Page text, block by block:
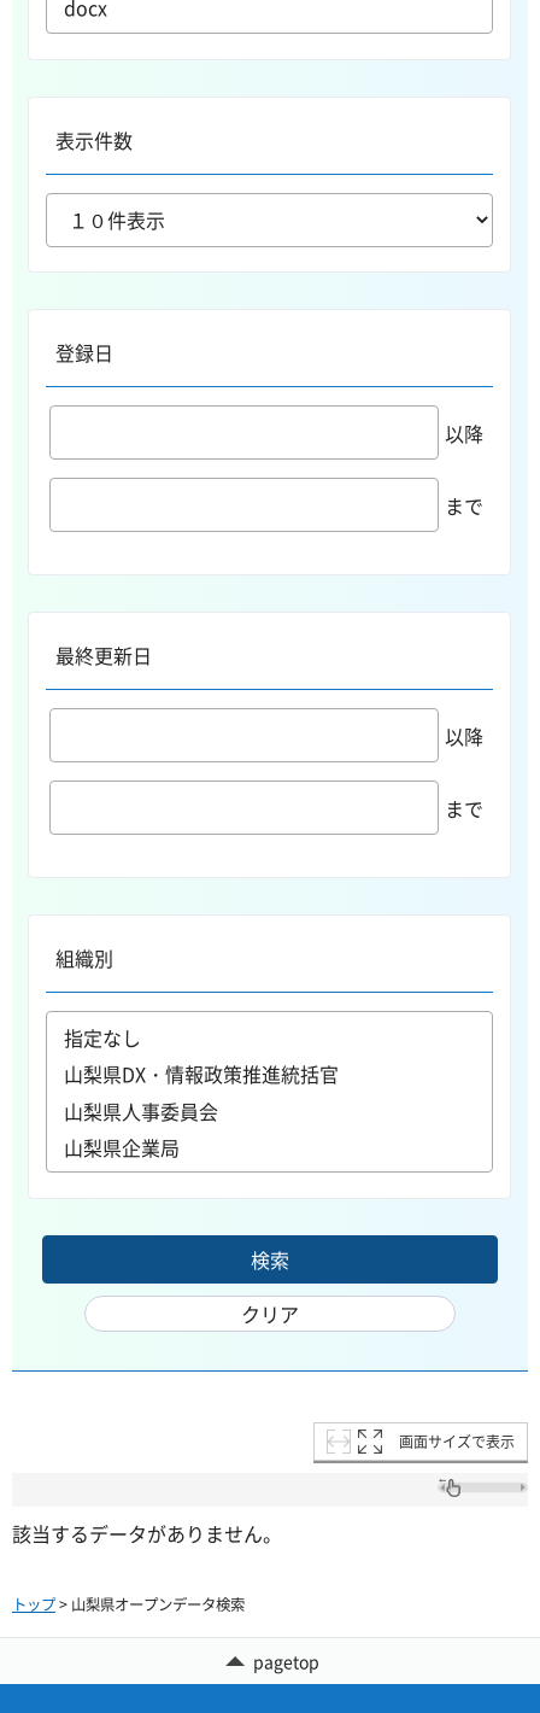
表示件数
登録日
以降
まで
最終更新日
以降
まで
組織別
画面サイズで表示
該当するデータがありません。
トップ> 山梨県オープンデータ検索
pagetop